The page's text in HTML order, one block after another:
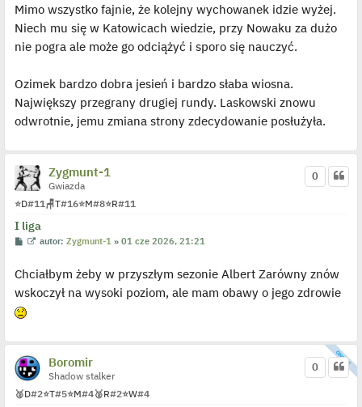
z
y
p
o
s
Mimo wszystko fajnie, że kolejny wychowanek idzie wyżej.
Niech mu się w Katowicach wiedzie, przy Nowaku za dużo
nie pogra ale może go odciążyć i sporo się nauczyć.
Ozimek bardzo dobra jesień i bardzo słaba wiosna.
Największy przegrany drugiej rundy. Laskowski znowu
odwrotnie, jemu zmiana strony zdecydowanie posłużyła.
Zygmunt-1
Gwiazda
⭐D#11 🪑T#16⭐M#8⭐R#11
I liga
0
P
t
W
w
i
e
j
d
y
c
autor:Zygmunt-1 »01 cze 2026, 21:21
Chciałbym żeby w przyszłym sezonie Albert Zarówny znów
wskoczył na wysoki poziom, ale mam obawy o jego zdrowie
Boromir
Shadow stalker
🥈D#2⭐T#5⭐M#4🥈R#2⭐W#4
0